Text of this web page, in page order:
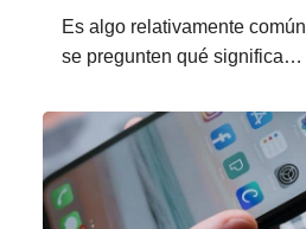
Es algo relativamente
se pregunten qué significa…